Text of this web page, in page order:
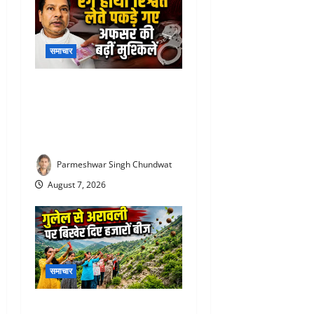
समाचार
Parmeshwar Singh Chundwat
August 7, 2026
समाचार